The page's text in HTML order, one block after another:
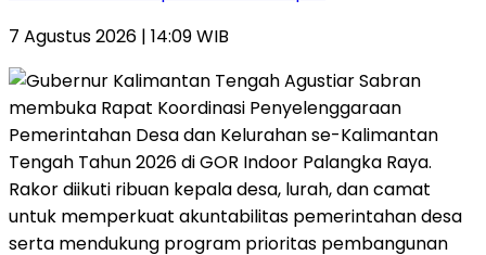
7 Agustus 2026 | 14:09 WIB